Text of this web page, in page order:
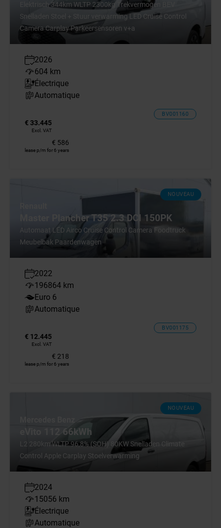
Elektrisch 344km WLTP 2300kg Trekvermogen BEV
Snelladen Stoel + Stuur verwarming LED Cruise Control
Camera Carplay Parkeersensoren v+a
2026
604 km
Électrique
Automatique
BV001160
€ 33.445
Excl. VAT
€ 586
lease p/m for 6 years
NOUVEAU
Master Plancher T35 2.3 DCI 150PK
Automaat LED Airco Cruise Control Camera Foodtruck
Meubelbak Paardenwagen
2022
196864 km
Euro 6
Automatique
BV001175
€ 12.445
Excl. VAT
€ 218
lease p/m for 6 years
NOUVEAU
eVito 112 66kWh
L2 280km WLTP 96,8% (SOH) 80KW Snelladen Climate
Control Apple Carplay Stoelverwarming
2024
15056 km
Électrique
Automatique